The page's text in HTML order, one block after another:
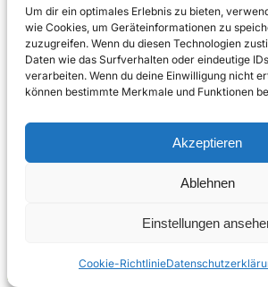
Um dir ein optimales Erlebnis zu bieten,
wie Cookies, um Geräteinformationen zu
zuzugreifen. Wenn du diesen Technologien
Daten wie das Surfverhalten oder eindeutige
verarbeiten. Wenn du deine Einwilligung nicht
können bestimmte Merkmale und Funktionen
Akzeptieren
Ablehnen
Einstellungen
Cookie-Richtlinie
Lecker essen – gesund
Copyright © 2026